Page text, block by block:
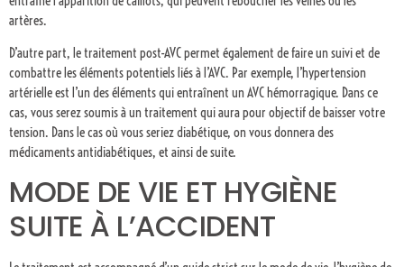
artères.
D’autre part, le traitement post-AVC permet également de faire un suivi et de
combattre les éléments potentiels liés à l’AVC. Par exemple, l’hypertension
artérielle est l’un des éléments qui entraînent un AVC hémorragique. Dans ce
cas, vous serez soumis à un traitement qui aura pour objectif de baisser votre
tension. Dans le cas où vous seriez diabétique, on vous donnera des
médicaments antidiabétiques, et ainsi de suite.
MODE DE VIE ET HYGIÈNE
SUITE À L’ACCIDENT